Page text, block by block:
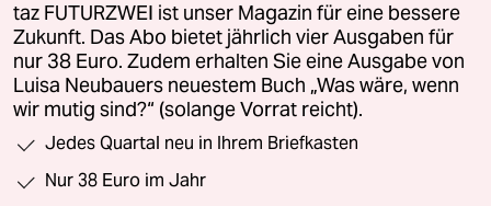
taz FUTURZWEI ist unser Magazin für eine bessere
Zukunft. Das Abo bietet jährlich vier Ausgaben für
nur 38 Euro. Zudem erhalten Sie eine Ausgabe von
Luisa Neubauers neuestem Buch „Was wäre, wenn
wir mutig sind?“ (solange Vorrat reicht).
Jedes Quartal neu in Ihrem Briefkasten
Nur 38 Euro im Jahr